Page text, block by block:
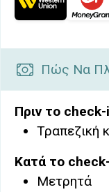
Πώς Να
Πριν το check-
Τραπεζική
Κατά το
Μετρητά